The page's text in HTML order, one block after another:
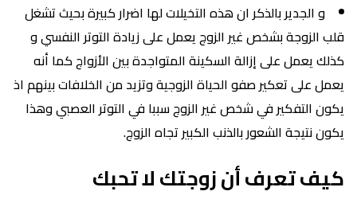
و الجدير بالذكر ان هذه التخيلات لها اضرار كبيرة بحيث تشغل
قلب الزوجة بشخص غير الزوج يعمل على زيادة التوتر النفسي و
كذلك يعمل على إزالة السكينة المتواجدة بين الأزواج كما أنه
يعمل على تعكير صفو الحياة الزوجية وتزيد من الخلافات بينهم اذ
يكون التفكير في شخص غير الزوج سببا في التوتر العصبي وهذا
يكون نتيجة الشعور بالذنب الكبير تجاه الزوج.
كيف تعرف أن زوجتك لا تحبك